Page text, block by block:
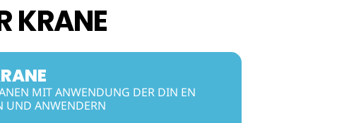
KRANE
MIT ANWENDUNG DER DIN EN
UND ANWENDERN